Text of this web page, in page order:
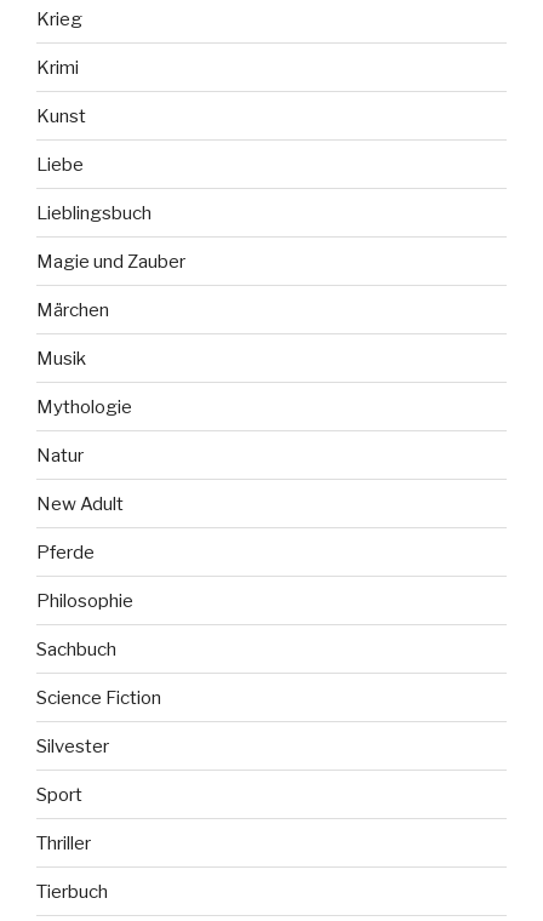
Krieg
Krimi
Kunst
Liebe
Lieblingsbuch
Magie und Zauber
Märchen
Musik
Mythologie
Natur
New Adult
Pferde
Philosophie
Sachbuch
Science Fiction
Silvester
Sport
Thriller
Tierbuch